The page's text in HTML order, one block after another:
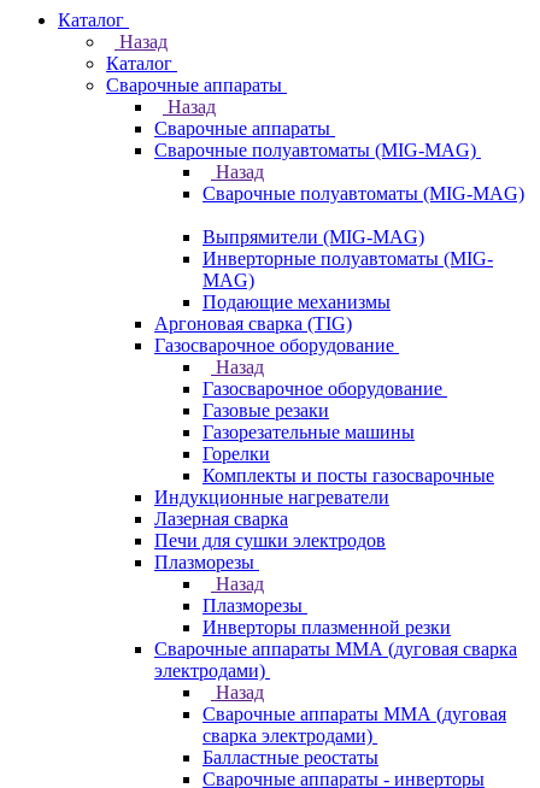
Каталог
Назад
Каталог
Сварочные аппараты
Назад
Сварочные аппараты
Сварочные полуавтоматы (MIG-MAG)
Назад
Сварочные полуавтоматы (MIG-MAG)
Выпрямители (MIG-MAG)
Инверторные полуавтоматы (MIG-
MAG)
Подающие механизмы
Аргоновая сварка (TIG)
Газосварочное оборудование
Назад
Газосварочное оборудование
Газовые резаки
Газорезательные машины
Горелки
Комплекты и посты газосварочные
Индукционные нагреватели
Лазерная сварка
Печи для сушки электродов
Плазморезы
Назад
Плазморезы
Инверторы плазменной резки
Сварочные аппараты ММА (дуговая сварка
электродами)
Назад
Сварочные аппараты ММА (дуговая
сварка электродами)
Балластные реостаты
Сварочные аппараты - инверторы